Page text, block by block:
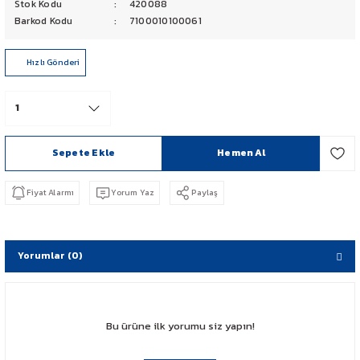
PCX 125-150
CB 125 F
NX 500
Stok Kodu
420088
Barkod Kodu
7100010100061
Hızlı Gönderi
Sepete Ekle Hemen Al
Fiyat Alarmı Yorum Yaz Paylaş
Yorumlar (0)
Bu ürüne ilk yorumu siz yapın!